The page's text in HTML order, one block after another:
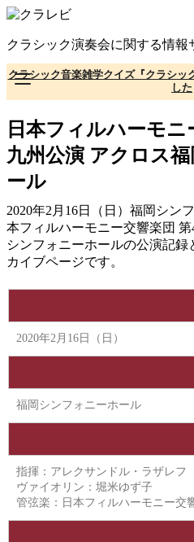
コ
テ
ン
ツ
へ
動
クラシック演奏会に関する情報
クラシック音楽雑学クイズ『クラシッ
した
日本フィルハーモニ
九州公演 アクロス
ール
2020年2月16日（日）福岡シン
本フィルハーモニー交響楽団
シンフォニーホールの公演記
カイブページです。
2020年2月16日（日）
福岡シンフォニーホール
指揮：アレクサンドル・ラザレフ
ヴァイオリン：堀米ゆず子
管弦楽： 日本フィルハーモニー交